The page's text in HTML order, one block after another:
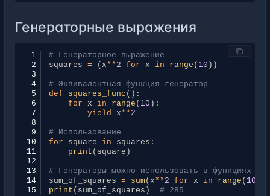
Генераторные выражения
1
# Генераторное выражение
2
squares = ( x** 2 for x in range ( 10 ))
3
4
# Эквивалентная функция-генератор
5
def squares_func ():
6
for x in range ( 10 ):
7
yield x** 2
8
9
# Использование
10
for square in squares :
11
print ( square )
12
13
# Генераторы можно использовать в функциях
14
sum_of_squares = sum( x** 2 for x in range ( 10
15
print ( sum_of_squares ) # 285